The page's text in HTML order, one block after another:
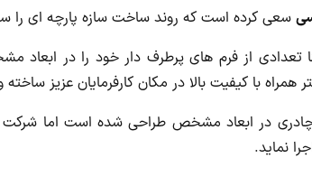
سعی کرده است که روند ساخت سازه پارچه ای
تعدادی از فرم های پرطرف دار خود را در ابعاد
با کیفیت بالا در مکان کارفرمایان عزیز
در ابعاد مشخص طراحی شده است اما شرکت
نماید.